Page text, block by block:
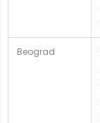
Beograd